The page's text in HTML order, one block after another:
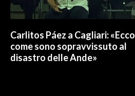
Carlitos Páez a Cagliari: «Ecco
come sono sopravvissuto al
disastro delle Ande»